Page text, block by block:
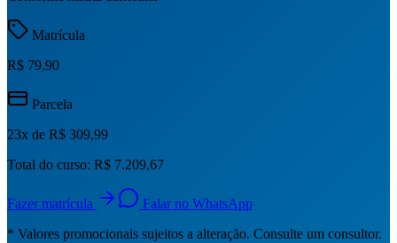
Matrícula
R$ 79,90
Parcela
23x de R$ 309,99
Total do curso: R$ 7.209,67
Fazer matrícula
Falar no WhatsApp
* Valores promocionais sujeitos a alteração. Consulte um consultor.